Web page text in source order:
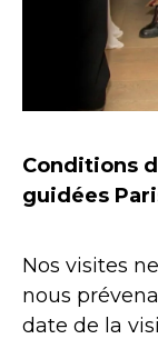
Conditions
guidées
Nos visites
nous
date de la